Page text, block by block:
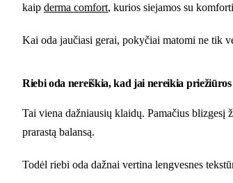
kaip derma comfort, kurios siejamos su
Kai oda jaučiasi gerai, pokyčiai matomi ne tik
Riebi oda nereiškia, kad jai nereikia priežiūros
Tai viena dažniausių klaidų. Pamačius blizgesį
prarastą balansą.
Todėl riebi oda dažnai vertina lengvesnes